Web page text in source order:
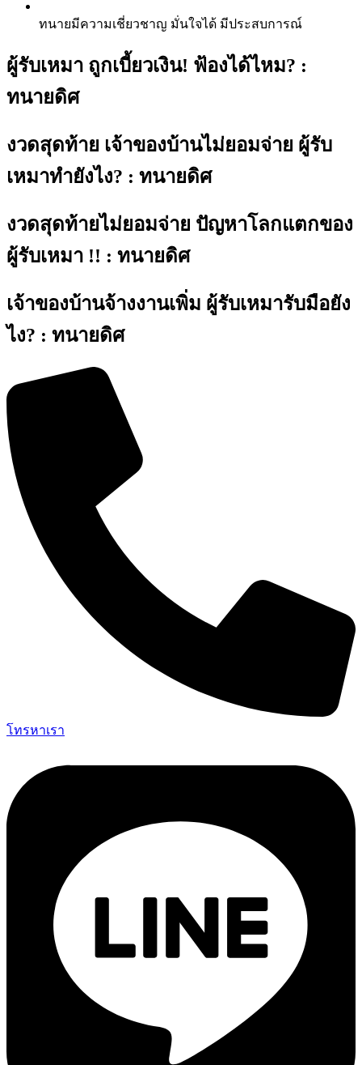
ทนายมีความเชี่ยวชาญ มั่นใจได้ มีประสบการณ์
ผู้รับเหมา ถูกเบี้ยวเงิน! ฟ้องได้ไหม? :
ทนายดิศ
งวดสุดท้าย เจ้าของบ้านไม่ยอมจ่าย ผู้รับ
เหมาทำยังไง? : ทนายดิศ
งวดสุดท้ายไม่ยอมจ่าย ปัญหาโลกแตกของ
ผู้รับเหมา !! : ทนายดิศ
เจ้าของบ้านจ้างงานเพิ่ม ผู้รับเหมารับมือยัง
ไง? : ทนายดิศ
โทรหาเรา